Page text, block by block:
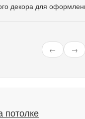
декора для
← →
потолке